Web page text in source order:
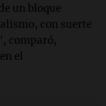
un bloque
con suerte
comparó,
el